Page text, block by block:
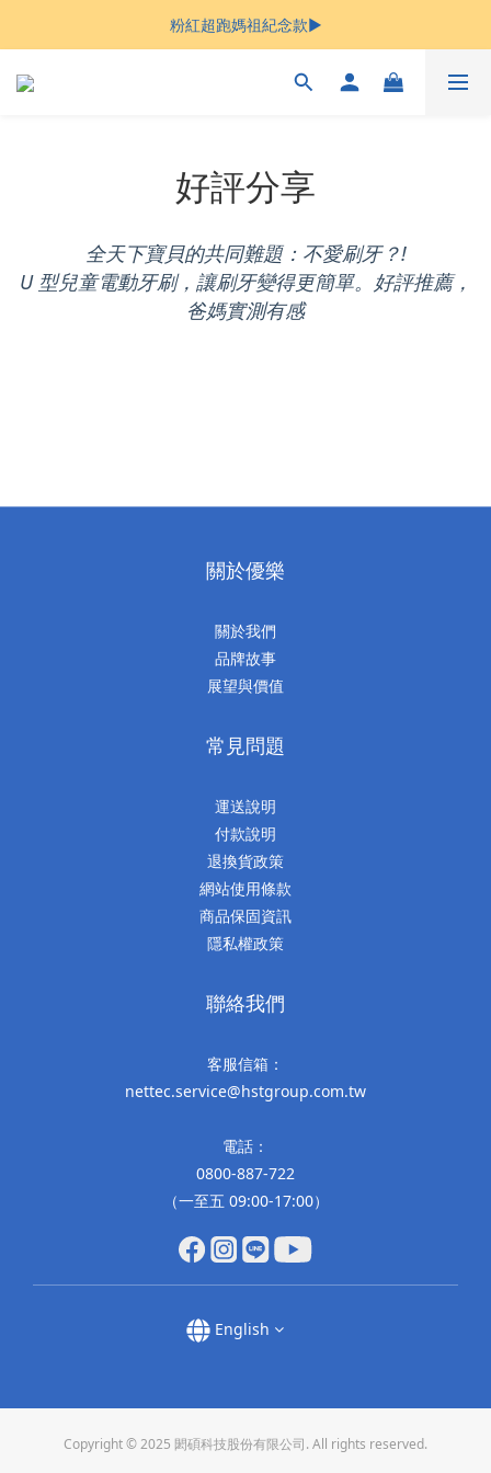
Welcome
粉紅超跑媽祖紀念款▶︎
好評分享
全天下寶貝的共同難題：不愛刷牙？!
U 型兒童電動牙刷，讓刷牙變得更簡單。好評推薦，
爸媽實測有感
關於優樂
關於我們
品牌故事
展望與價值
常見問題
運送說明
付款說明
退換貨政策
網站使用條款
商品保固資訊
隱私權政策
聯絡我們
客服信箱：
nettec.service@hstgroup.com.tw
電話：
0800-887-722
（一至五 09:00-17:00）
English
Copyright © 2025 閎碩科技股份有限公司. All rights reserved.